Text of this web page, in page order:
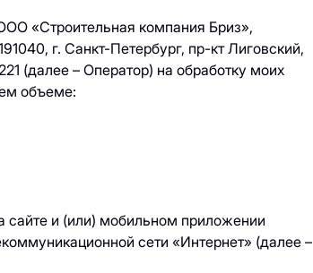
Паркинг
Электрокары
«Строительная компания Бриз»,
г. Санкт-Петербург, пр-кт Лиговский,
(далее – Оператор) на обработку моих
объеме:
сайте и (или) мобильном приложении
сети «Интернет» (далее –